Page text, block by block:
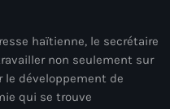
haïtienne, le secrétaire
non seulement sur
le développement de
qui se trouve